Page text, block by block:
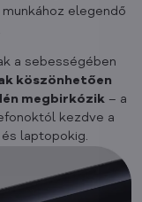
elegendő
a sebességében
köszönhetően
megbirkózik– a
kezdve a
laptopokig.